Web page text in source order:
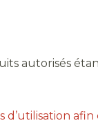
autorisés